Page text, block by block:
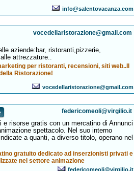
info@salentovacanza.com
vocedellaristorazione@gmail.com
aziende:bar, ristoranti,pizzerie,
attrezzature..
per ristoranti, recensioni, siti web..Il
Ristorazione!
vocedellaristorazione@gmail.com
federicomeoli@virgilio.it
risorse gratis con un mercatino di Annunci
spettacolo. Nel suo interno
a quanti, a diverso titolo, operano nel
gratuito dedicato ad inserzionisti privati e
nel settore animazione
federicomeoli@virgilio.it